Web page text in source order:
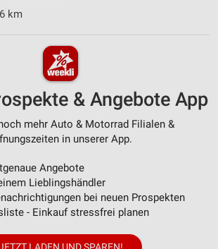
km
& Angebote App
mehr Auto & Motorrad Filialen &
in unserer App.
Angebote
Lieblingshändler
bei neuen Prospekten
- Einkauf stressfrei planen